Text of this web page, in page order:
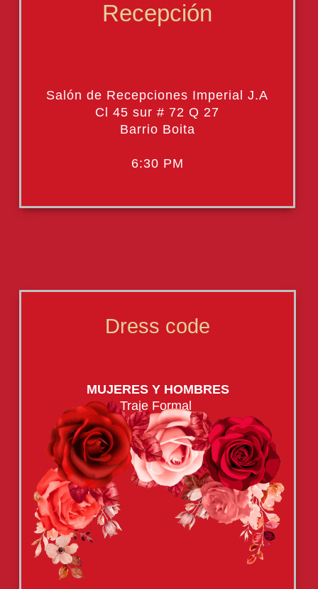
Recepción
Salón de Recepciones Imperial J.A
Cl 45 sur # 72 Q 27
Barrio Boita
6:30 PM
Dress code
MUJERES Y HOMBRES
Traje Formal